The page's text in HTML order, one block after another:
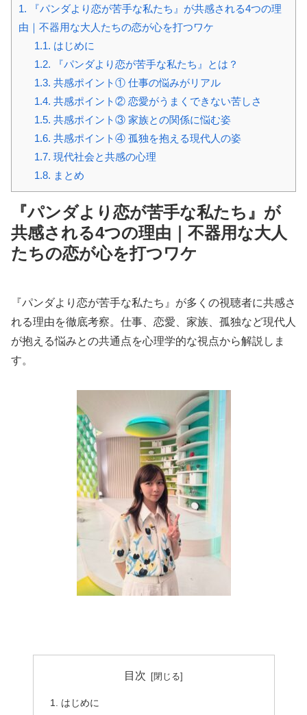
1. 『パンダより恋が苦手な私たち』が共感される4つの理
由｜不器用な大人たちの恋が心を打つワケ
1.1. はじめに
1.2. 『パンダより恋が苦手な私たち』とは？
1.3. 共感ポイント① 仕事の悩みがリアル
1.4. 共感ポイント② 恋愛がうまくできない苦しさ
1.5. 共感ポイント③ 家族との関係に悩む姿
1.6. 共感ポイント④ 孤独を抱える現代人の姿
1.7. 現代社会と共感の心理
1.8. まとめ
『パンダより恋が苦手な私たち』が
共感される4つの理由｜不器用な大人
たちの恋が心を打つワケ
『パンダより恋が苦手な私たち』が多くの視聴者に共感さ
れる理由を徹底考察。仕事、恋愛、家族、孤独など現代人
が抱える悩みとの共通点を心理学的な視点から解説しま
す。
目次
はじめに